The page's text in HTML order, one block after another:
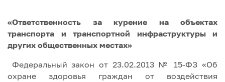
«Ответственность за курение на объектах
транспорта и транспортной инфраструктуры и
других общественных местах»
Федеральный закон от 23.02.2013 № 15-ФЗ «Об
охране здоровья граждан от воздействия